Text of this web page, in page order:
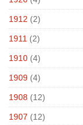
1912 (2)
1911 (2)
1910 (4)
1909 (4)
1908 (12)
1907 (12)